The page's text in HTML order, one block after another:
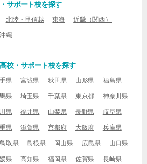
サポート校を探す
北陸・甲信越 東海 近畿（関西）
縄
校・サポート校を探す
県 宮城県 秋田県 山形県 福島県
県 埼玉県 千葉県 東京都 神奈川県
県 福井県 山梨県 長野県 岐阜県
県 滋賀県 京都府 大阪府 兵庫県
鳥取県 島根県 岡山県 広島県 山口県
県 高知県 福岡県 佐賀県 長崎県